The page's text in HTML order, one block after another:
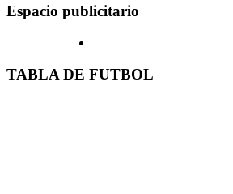
Espacio publicitario
TABLA DE FUTBOL